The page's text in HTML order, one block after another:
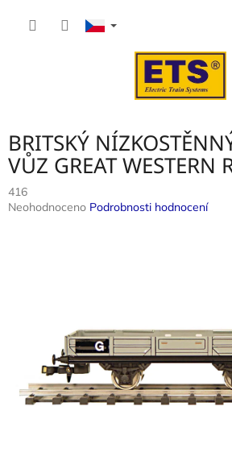
BRITSKÝ
VŮZ GREAT WESTERN
416
Průměrné
Neohodnoceno Podrobnosti hodnocení